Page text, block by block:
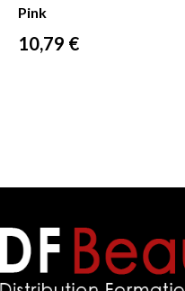
Pink
Prix
10,79 €